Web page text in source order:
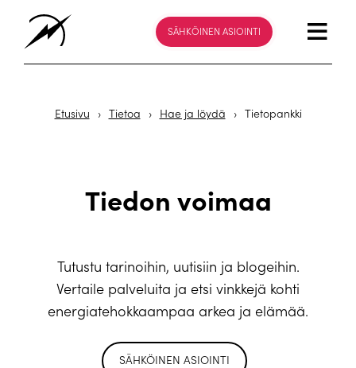
SÄHKÖINEN ASIOINTI
Etusivu › Tietoa › Hae ja löydä › Tietopankki
Tiedon voimaa
Tutustu tarinoihin, uutisiin ja blogeihin.
Vertaile palveluita ja etsi vinkkejä kohti
energiatehokkaampaa arkea ja elämää.
SÄHKÖINEN ASIOINTI